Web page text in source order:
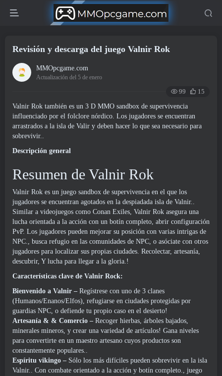
Revisión y descarga del juego Valnir Rok
MMOpcgame.com
Actualización del 5 de enero
99
15
Valnir Rok también es un 3 D MMO sandbox de supervivencia
influenciado por el folclore nórdico. Los jugadores se encuentran
arrastrados a la isla de Valir y deben hacer lo que sea necesario para
sobrevivir..
Descripción general
Resumen de Valnir Rok
Valnir Rok es un juego sandbox de supervivencia en el que los
jugadores se encuentran agotados en la despiadada isla de Valnir..
Similar a videojuegos como Conan Exiles, Valnir Rok asegura una
lucha orientada a la acción con un botín completo, abrir configuración
PvP. Los jugadores pueden mejorar su posición con varias intrigas de
NPC., busca refugio en las comunidades de NPC, o asóciate con otros
jugadores para localizar sus propias ciudades. Recolectar, artesanía,
descubrir, Y lucha para llegar a la gloria.!
Características clave de Valnir Rock:
Bienvenido a Valnir – Regístrese con uno de 3 clanes
(Humanos/Enanos/Elfos), refugiarse en ciudades protegidas por
guardias NPC, o defiende tu propio caso en el desierto!
Artesanía & & Comercio – Recoger hierbas, árboles bajados,
minerales mineros, y crear una variedad de artículos! Gana niveles
para convertirte en un maestro artesano cuyos productos son
constantemente populares..
Espíritu vikingo – Sólo los más difíciles pueden sobrevivir en la isla
Valnir.. Con combate orientado a la acción y botín completo., juego